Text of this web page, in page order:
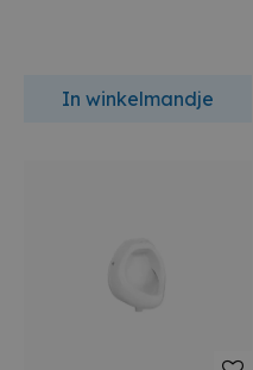
In winkelmandje